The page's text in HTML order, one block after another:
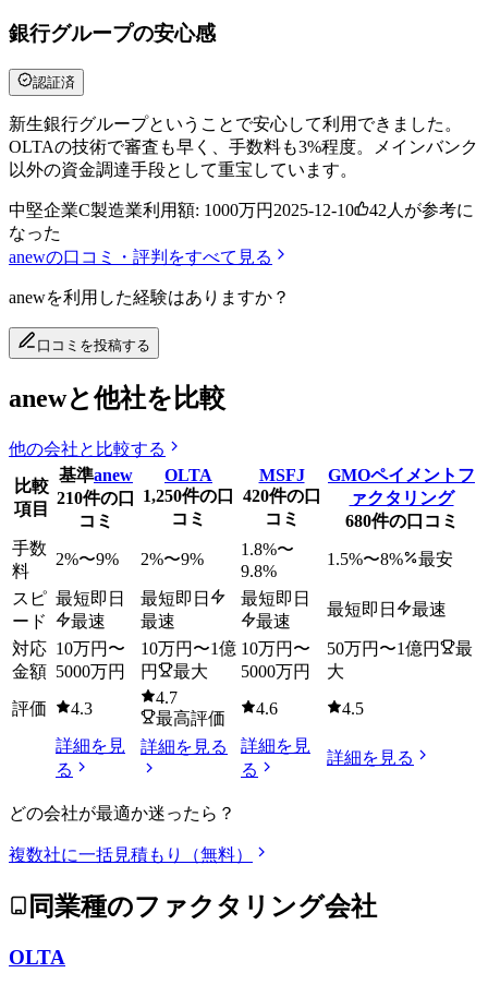
銀行グループの安心感
認証済
新生銀行グループということで安心して利用できました。
OLTAの技術で審査も早く、手数料も3%程度。メインバンク
以外の資金調達手段として重宝しています。
中堅企業C製造業利用額: 1000万円 2025-12-10 42 人が参考に
なった
anewの口コミ・評判をすべて見る
anewを利用した経験はありますか？
口コミを投稿する
anewと他社を比較
他の会社と比較する
比較
項目
基準anew
210件の口
コミ
OLTA
1,250件の口
コミ
MSFJ
420件の口
コミ
GMOペイメントフ
ァクタリング
680件の口コミ
手数
料
2%〜9% 2%〜9%
1.8%〜
9.8%
1.5%〜8% 最安
スピ
ード
最短即日
最速
最短即日
最速
最短即日
最速
最短即日 最速
対応
金額
10万円 〜
5000万円
10万円 〜1億
円
最大
10万円 〜
5000万円
50万円 〜1億円
最
大
評価
4.3
4.7
最高評価
4.6
4.5
詳細を見
る
詳細を見る
詳細を見
る
詳細を見る
どの会社が最適か迷ったら？
複数社に一括見積もり（無料）
同業種のファクタリング会社
OLTA